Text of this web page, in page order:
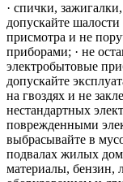
· спички,
допускайте шалости
присмотра и не
приборами; · не
электробытовые
допускайте
на гвоздях и не
нестандартных
поврежденными
выбрасывайте в
подвалах жилых
материалы, бензин,